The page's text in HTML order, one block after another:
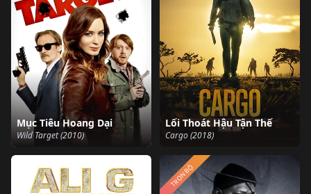
Mục Tiêu Hoang Dại
Wild Target (2010)
Lối Thoát Hậu Tận Thế
Cargo (2018)
TRỌN BỘ